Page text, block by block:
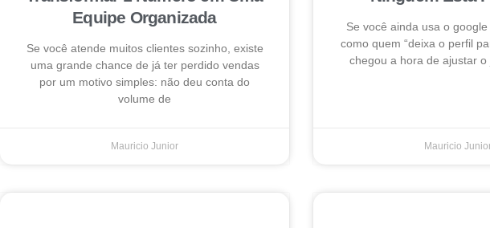
Equipe Organizada
Se você atende muitos clientes sozinho, existe
uma grande chance de já ter perdido vendas
por um motivo simples: não deu conta do
volume de
Mauricio Junior
Se você ainda usa o
como quem “deixa o perfil
chegou a hora de ajustar o
Mauricio